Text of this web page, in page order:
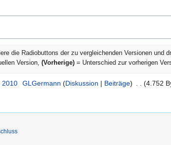
die Radiobuttons der zu vergleichenden Versionen und
Version, (Vorherige) = Unterschied zur vorherigen
2010 GLGermann Diskussion Beiträge 4.752